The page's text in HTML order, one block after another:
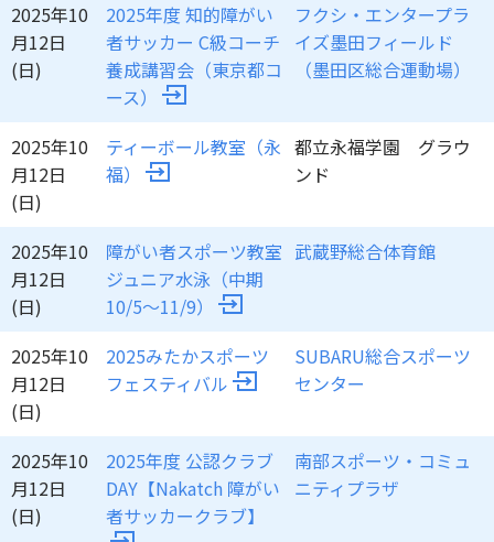
2025年10
月12日
(日)
2025年度 知的障がい
者サッカー C級コーチ
養成講習会（東京都コ
ース）
フクシ・エンタープラ
イズ墨田フィールド
（墨田区総合運動場）
2025年10
月12日
(日)
ティーボール教室（永
福）
都立永福学園 グラウ
ンド
2025年10
月12日
(日)
障がい者スポーツ教室
ジュニア水泳（中期
10/5～11/9）
武蔵野総合体育館
2025年10
月12日
(日)
2025みたかスポーツ
フェスティバル
SUBARU総合スポーツ
センター
2025年10
月12日
(日)
2025年度 公認クラブ
DAY【Nakatch 障がい
者サッカークラブ】
南部スポーツ・コミュ
ニティプラザ